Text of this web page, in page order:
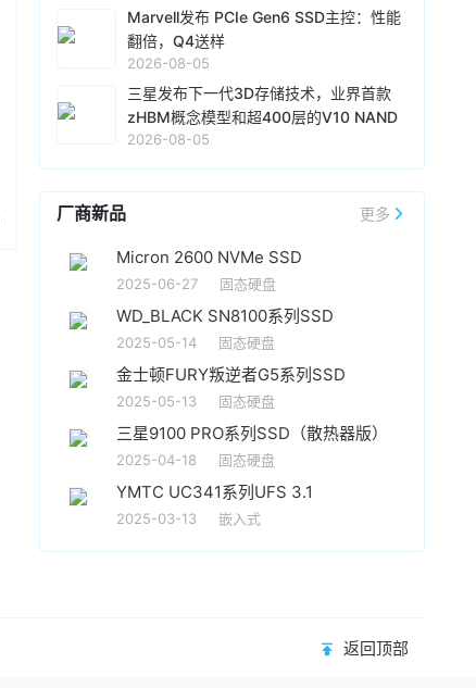
采购义务的影响。
并相互放弃相关索赔和法律责任。三星电子需向
Netlist支付2.39 亿美元预付授权费，以及从今年
第三季度到 2031 年第二季度的 20 个季度（5
年）内，每季度支付最高 3290 万美元的季度许
可费，该费用与三星电子收入挂钩。
度财报：营收89.7亿美元，环比增长51%，超出
指引上限。环比业绩增长中约三分之一来自出货
量的增加，三分之二来自产品价格的上涨。非
今年4月财报电话会议上宣布签署5份新业务模式
（NBM）协议后，闪迪在本财季又签署了5份新
协议，其中包括3份与新客户的NBM协议，以及2
份对现有协议的扩展。本财季预计营收103.0亿美
元-108.0亿美元，闪迪盘后跌逾6%。
08-05 18:51
据韩媒报道，SK 海力士全资子公司Solidigm正
推进上市前融资项目，为在纳斯达克 IPO 做前期
准备。报道称，Solidigm
承销商，并正向全球另类资产管理公司及海外主
08-05 15:49
南亚科技公告2026年7月营收438.68亿元（新台
币，下同），环比增长49.27%，同比大增
增长660.87%。
08-05 14:51
Bravera SC6 (MV-SF1410) PCIe Gen6 SSD控
制器芯片，该产品预计将于今年第四季度开始送
样。Bravera SC6 主控旨在显著提升 AI 推理的存
储性能。它能够将更多的 KV Cache 从高带宽内
存（HBM）迁移至 SSD，从而有效提高整体基础
架构的运行效率。
Marvell发布 PCIe Gen6 SSD主控：性能
翻倍，Q4送样
2026-08-05
三星发布下一代3D存储技术，业界首款
zHBM概念模型和超400层的V10 NAND
亮相
2026-08-05
厂商新品 更多
Micron 2600 NVMe SSD
2025-06-27 固态硬盘
WD_BLACK SN8100系列SSD
2025-05-14 固态硬盘
金士顿FURY叛逆者G5系列SSD
2025-05-13 固态硬盘
三星9100 PRO系列SSD（散热器版）
2025-04-18 固态硬盘
YMTC UC341系列UFS 3.1
2025-03-13 嵌入式
返回顶部